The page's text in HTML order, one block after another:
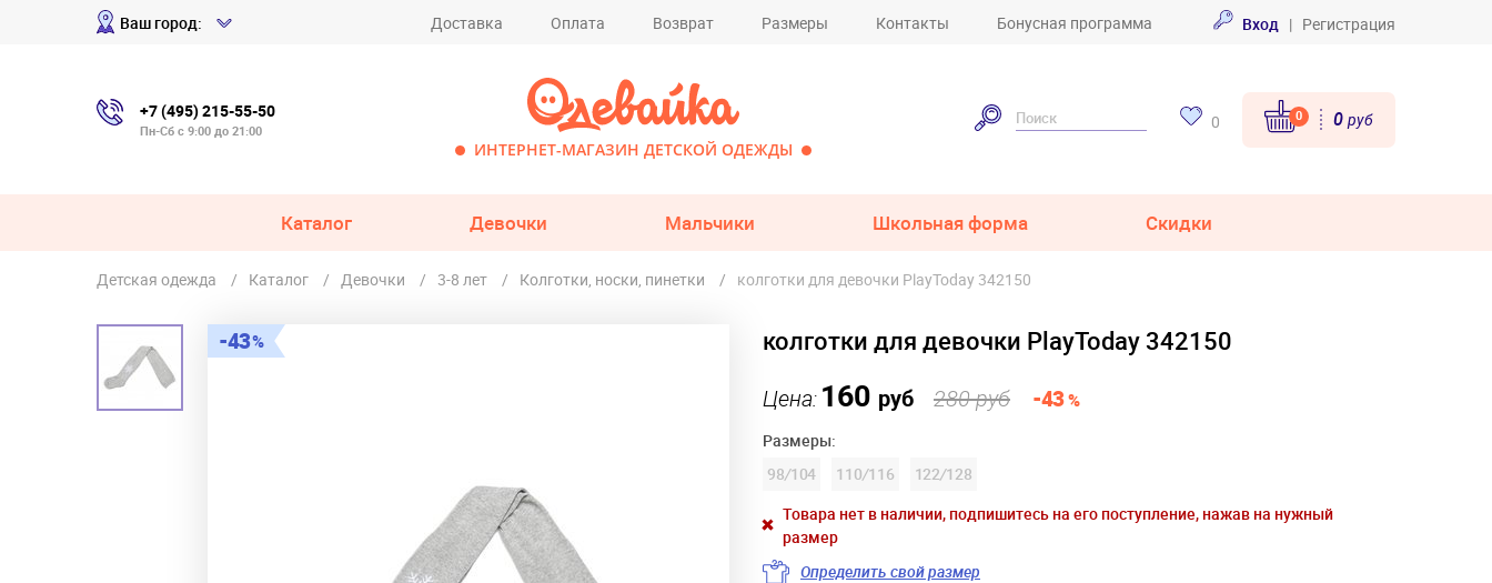
Ваш город: Доставка Оплата Возврат Размеры Контакты Бонусная программа Вход | Регистрация
+7 (495) 215-55-50
Пн-Сб с 9:00 до 21:00
ИНТЕРНЕТ-МАГАЗИН ДЕТСКОЙ ОДЕЖДЫ
0 0 0 руб
Каталог Девочки Мальчики Школьная форма Скидки
Детская одежда Каталог Девочки 3-8 лет Колготки, носки, пинетки колготки для девочки PlayToday 342150
43 колготки для девочки PlayToday 342150
Цена:160 руб 280 руб -43%
Размеры:
98/104 110/116 122/128
Товара нет в наличии, подпишитесь на его поступление, нажав на нужный
размер
Определить свой размер